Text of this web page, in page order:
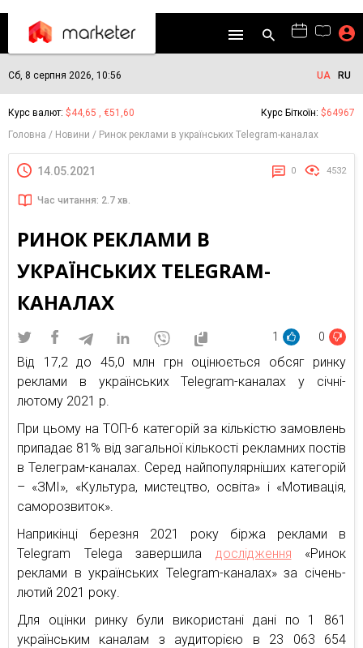
Сб, 8 серпня 2026, 10:56 UA RU
Курс валют: $44,65 , €51,60 Курс Біткоїн: $64967
Головна
Новини Ринок реклами в українських Telegram-каналах
14.05.2021 0 4532
Час читання: 2.7 хв.
РИНОК РЕКЛАМИ В
УКРАЇНСЬКИХ TELEGRAM-
КАНАЛАХ
1 0
Від 17,2 до 45,0 млн грн оцінюється обсяг ринку
реклами в українських Telegram-каналах у січні-
лютому 2021 р.
При цьому на ТОП-6 категорій за кількістю замовлень
припадає 81% від загальної кількості рекламних постів
в Телеграм-каналах. Серед найпопулярніших категорій
– «ЗМІ», «Культура, мистецтво, освіта» і «Мотивація,
саморозвиток».
Наприкінці березня 2021 року біржа реклами в
Telegram Telega завершила дослідження «Ринок
реклами в українських Telegram-каналах» за січень-
лютий 2021 року.
Для оцінки ринку були використані дані по 1 861
українським каналам з аудиторією в 23 063 654